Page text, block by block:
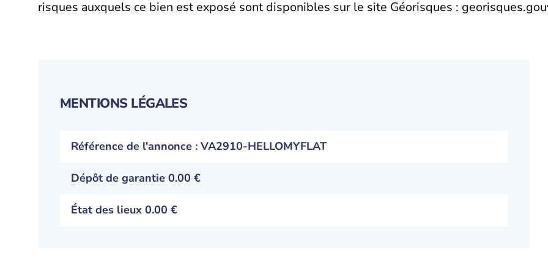
risques auxquels ce bien est exposé sont disponibles sur le site Géorisques :
MENTIONS LÉGALES
Référence de l'annonce : VA2910-HELLOMYFLAT
Dépôt de garantie 0.00 €
État des lieux 0.00 €